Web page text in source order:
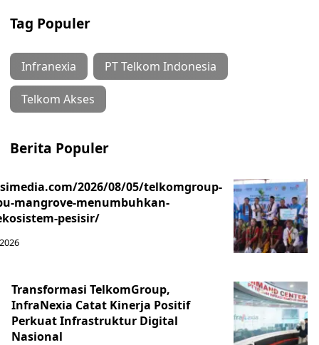
Tag Populer
Infranexia PT Telkom Indonesia
Telkom Akses
Berita Populer
2026/08/05/telkomgroup-
mangrove-menumbuhkan-
pesisir/
Transformasi TelkomGroup,
InfraNexia Catat Kinerja Positif
Perkuat Infrastruktur Digital
Nasional